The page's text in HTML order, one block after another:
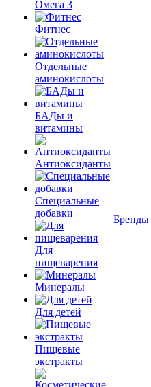
Омега 3
Фитнес
Отдельные
аминокислоты
БАДы и
витамины
Антиоксиданты
Специальные
добавки
Для
пищеварения
Минералы
Для детей
Пищевые
экстракты
Бренды